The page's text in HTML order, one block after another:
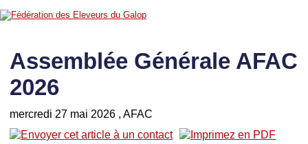
Assemblée Générale AFAC
2026
mercredi 27 mai 2026 , AFAC